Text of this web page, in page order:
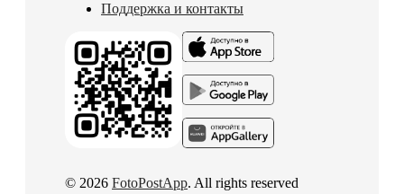
Поддержка и контакты
© 2026 FotoPostApp. All rights reserved